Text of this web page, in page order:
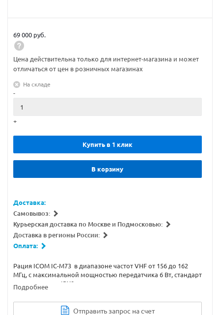
69 000 руб.
Цена действительна только для интернет-магазина и может
отличаться от цен в розничных магазинах
На складе
-
+
Купить в 1 клик
В корзину
Доставка:
Самовывоз:
Курьерская доставка по Москве и Подмосковью:
Доставка в регионы России:
Оплата:
Рация ICOM IC-M73 в диапазоне частот VHF от 156 до 162
МГц, с максимальной мощностью передатчика 6 Вт, стандарт
защищенности IPX8
Подробнее
Отправить запрос на счет